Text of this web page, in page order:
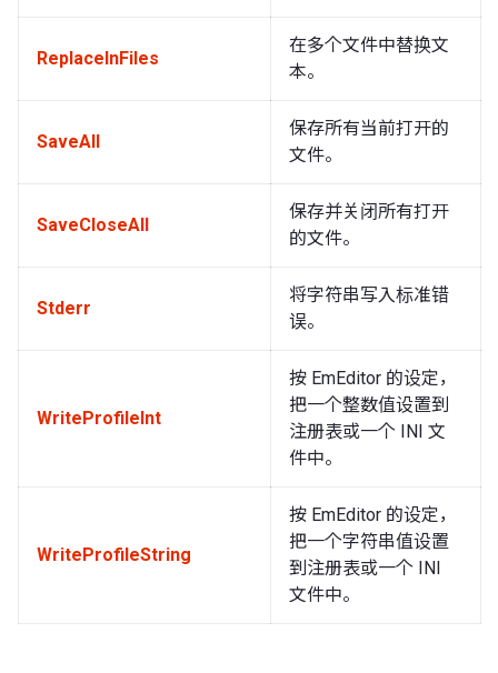
ReplaceInFiles
在多个文件中替换文
本。
SaveAll
保存所有当前打开的
文件。
SaveCloseAll
保存并关闭所有打开
的文件。
Stderr
将字符串写入标准错
误。
WriteProfileInt
按 EmEditor 的设定，
把一个整数值设置到
注册表或一个 INI 文
件中。
WriteProfileString
按 EmEditor 的设定，
把一个字符串值设置
到注册表或一个 INI
文件中。